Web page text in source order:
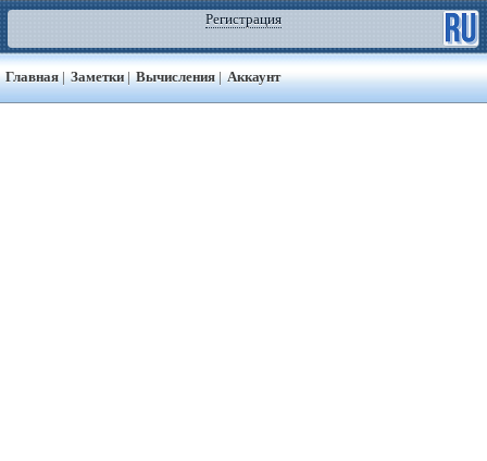
Регистрация
Главная | Заметки | Вычисления | Аккаунт